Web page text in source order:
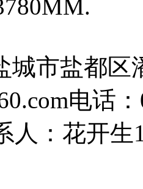
城市盐都
电话
人：花开生